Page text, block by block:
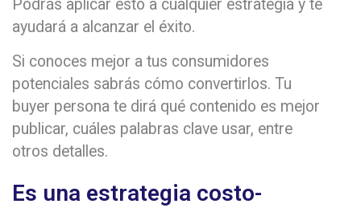
Podrás aplicar esto a cualquier estrategia y te
ayudará a alcanzar el éxito.
Si conoces mejor a tus consumidores
potenciales sabrás cómo convertirlos. Tu
buyer persona te dirá qué contenido es mejor
publicar, cuáles palabras clave usar, entre
otros detalles.
Es una estrategia costo-